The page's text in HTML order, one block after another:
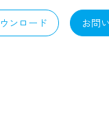
ンロード お問